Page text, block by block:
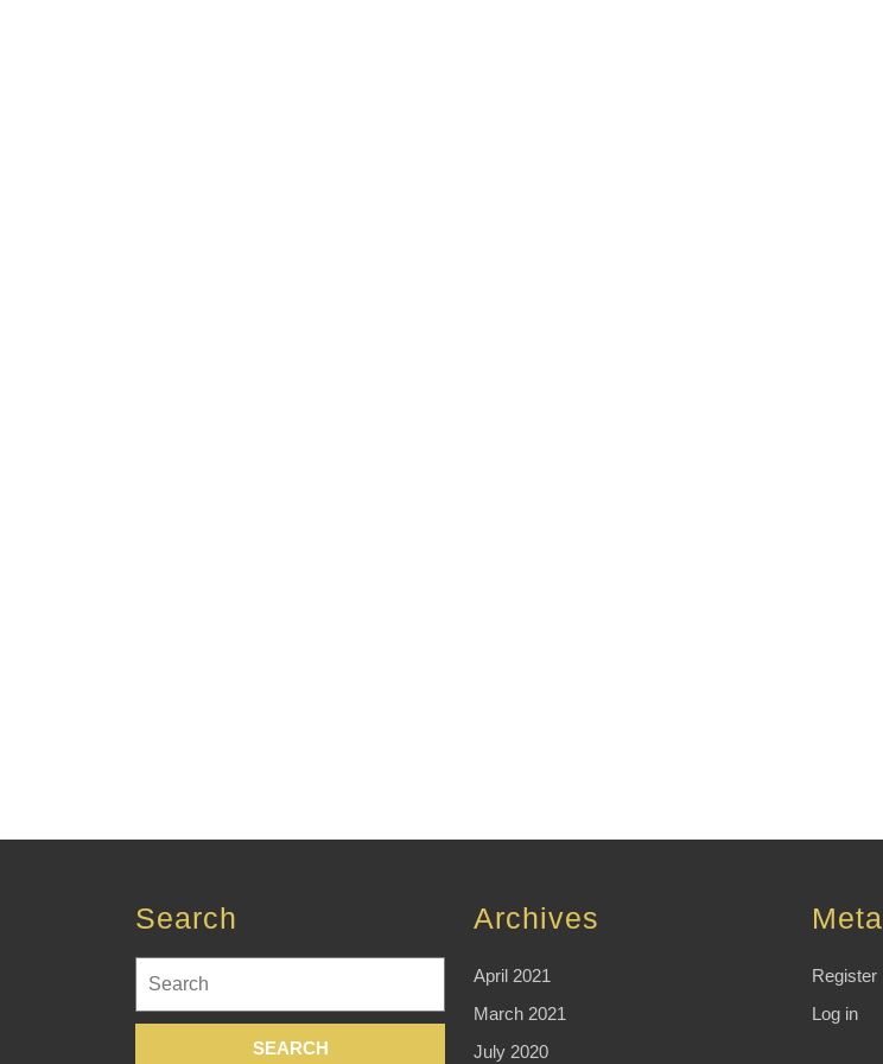
Search
for:
Archives
April 2021
March 2021
July 2020
Meta
Register
Log in